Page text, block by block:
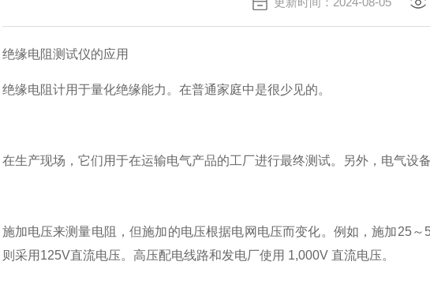
绝缘电阻测试仪的应用
绝缘电阻计用于量化绝缘能力。在普通家庭中是很少见的。
在生产现场，它们用于在运输电气产品的工厂进行最终测试。另外，电气设
施加电压来测量电阻，但施加的电压根据电网电压而变化。例如，施加25
则采用125V直流电压。高压配电线路和发电厂使用 1,000V 直流电压。